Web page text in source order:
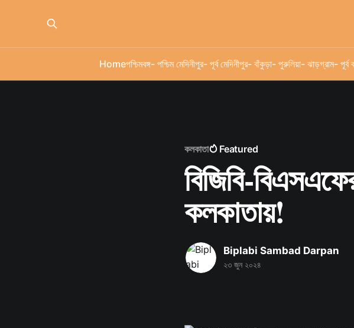
Homeপশ্চিমবঙ্গ- পশ্চিম মেদিনীপুর- পূর্ব মেদিনীপুর- বাঁকুড়া- পুরুলিয়া- ঝাড়গ্রাম- পূর্ব
কলকাতা Featured
বিজিবি-
কলকাতায়!
Biplabi Sambad Darpan
২৩ জুন ২০২৪